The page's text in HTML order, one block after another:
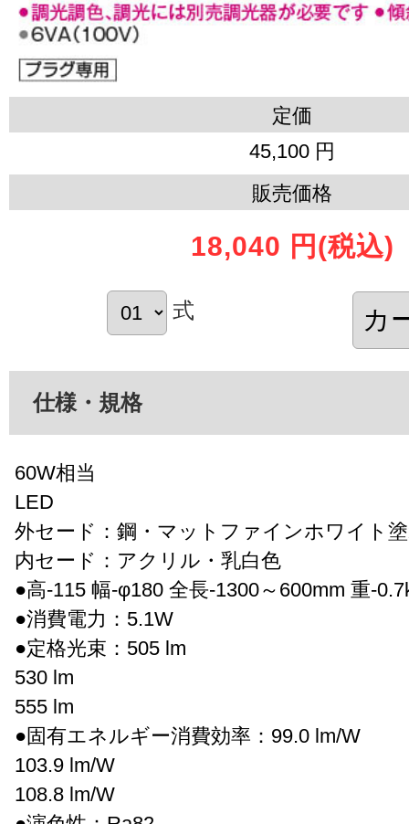
定価
45,100 円
販売価格
18,040 円 (税込)
式
仕様・規格
60W相当
LED
外セード：鋼・マットファインホワイト
内セード：アクリル・乳白色
●高-115 幅-φ180 全長-1300～600mm 重-
●消費電力：5.1W
●定格光束：505 lm
530 lm
555 lm
●固有エネルギー消費効率：99.0 lm/W
103.9 lm/W
108.8 lm/W